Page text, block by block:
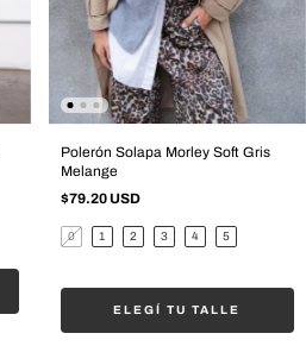
Polerón Solapa Morley Soft Gris
Melange
$79.20 USD
0 1 2 3 4 5
ELEGÍ TU TALLE